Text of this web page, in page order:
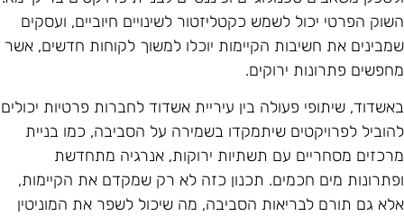
הפרטי יכול לשמש כקטליזטור לשינויים חיוביים, ועסקים
את חשיבות הקיימות יוכלו למשוך לקוחות חדשים, אשר
פתרונות ירוקים.
שיתופי פעולה בין עיריית אשדוד לחברות פרטיות יכולים
לפרויקטים שיתמקדו בשמירה על הסביבה, כמו בניית
מסחריים עם תשתיות ירוקות, אנרגיה מתחדשת
מים חכמים. תכנון כזה לא רק שמקדם את הקיימות,
גם תורם לבריאות הסביבה, מה שיכול לשפר את המוניטין